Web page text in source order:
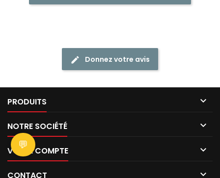
Donnez votre avis
PRODUITS 
NOTRE SOCIÉTÉ 
VOTRE COMPTE 
CONTACT 
💬